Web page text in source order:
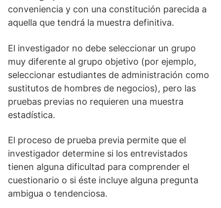
conveniencia y con una constitución parecida a
aquella que tendrá la muestra definitiva.
El investigador no debe seleccionar un grupo
muy diferente al grupo objetivo (por ejemplo,
seleccionar estudiantes de administración como
sustitutos de hombres de negocios), pero las
pruebas previas no requieren una muestra
estadística.
El proceso de prueba previa permite que el
investigador determine si los entrevistados
tienen alguna dificultad para comprender el
cuestionario o si éste incluye alguna pregunta
ambigua o tendenciosa.